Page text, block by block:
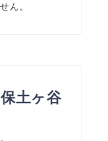
ん。
土ヶ谷